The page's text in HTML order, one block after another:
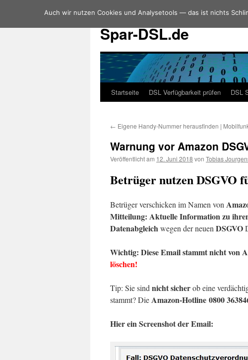
Zum
springen
Spar-DSL.de
Startseite DSL Verfügbarkeit prüfen DSL
← Eigene Handy-Nummer herausfinden |
Warnung vor Amazon
Veröffentlicht am 12. Juni 2018 von Tobias
Betrüger nutzen DSGVO
Betrüger verschicken im Namen von
Mitteilung: Aktuelle Information zu
Datenabgleichwegen der neuen DSGVO
Wichtig: Diese Email stammt nicht von
löschen!
Tip: Sie sind nicht sicherob eine
stammt? DieAmazon-Hotline 0800
Hier ein Screenshot der Email:
Auch wir nutzen Cookies und Analysetools — das ist nichts